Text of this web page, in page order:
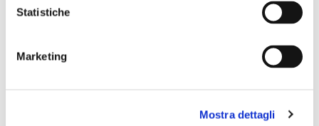
Statistiche
Marketing
Mostra dettagli